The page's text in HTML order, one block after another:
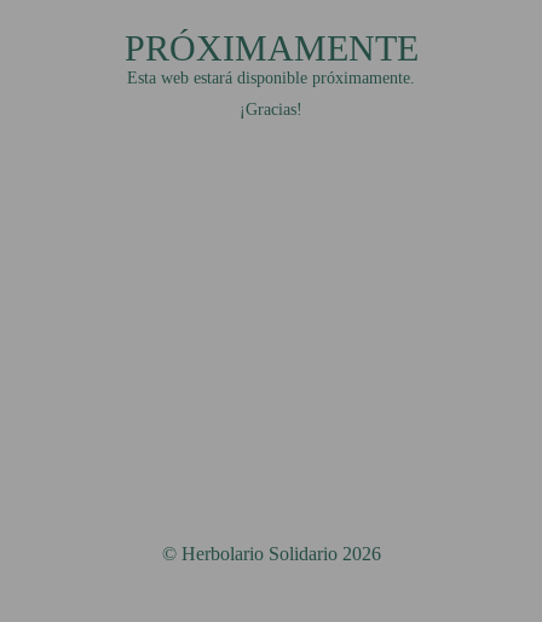
PRÓXIMAMENTE
Esta web estará disponible próximamente.
¡Gracias!
© Herbolario Solidario 2026